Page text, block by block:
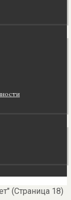
(Страница 18)